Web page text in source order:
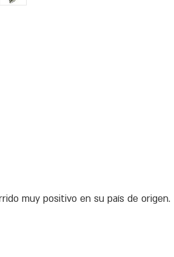
muy positivo en su país de origen.